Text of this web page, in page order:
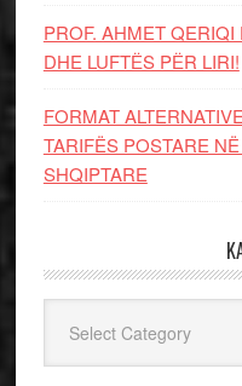
PROF. AHMET
DHE LUFTЁS PЁR LIRI!
FORMAT
TARIFËS POSTARE
SHQIPTARE